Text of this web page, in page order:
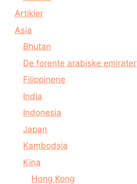
Artikler
Asia
Bhutan
De forente arabiske emirater
Filippinene
India
Indonesia
Japan
Kambodsja
Kina
Hong Kong